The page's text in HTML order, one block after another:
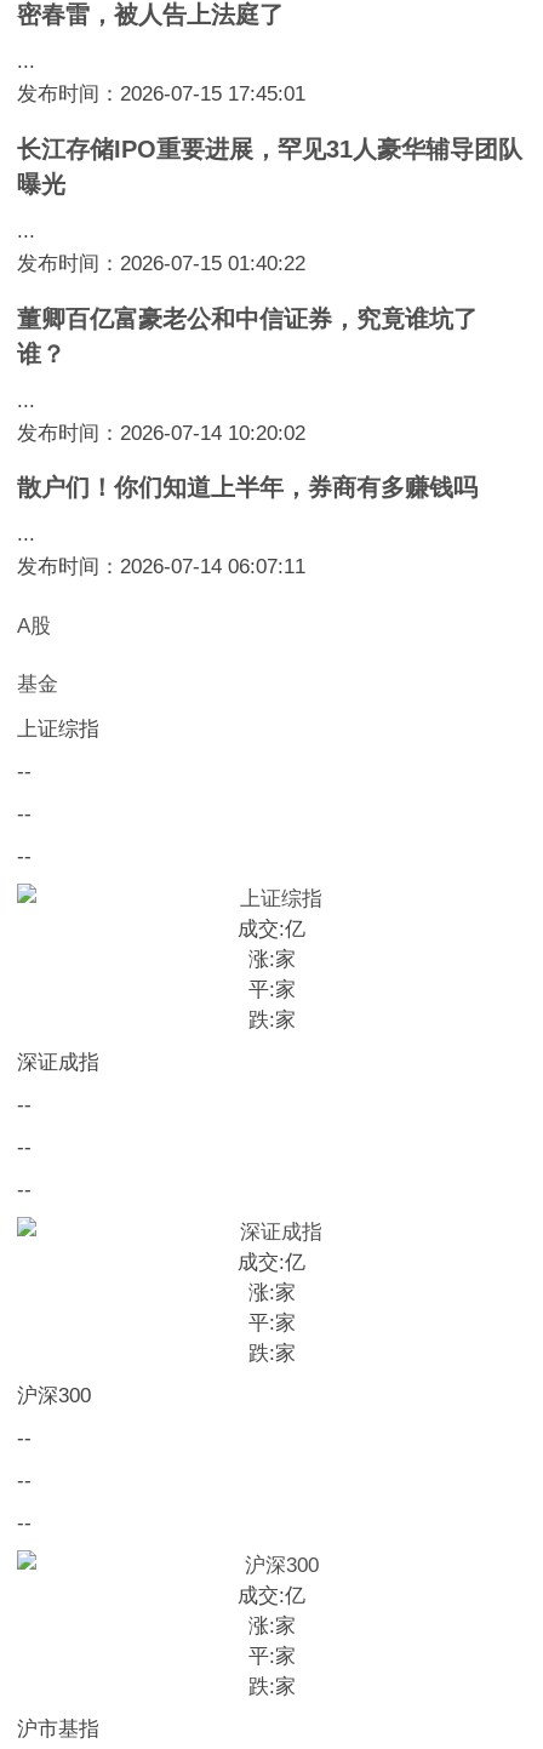
密春雷，被人告上法庭了
...
发布时间：2026-07-15 17:45:01
长江存储IPO重要进展，罕见31人豪华辅导团队
曝光
...
发布时间：2026-07-15 01:40:22
董卿百亿富豪老公和中信证券，究竟谁坑了
谁？
...
发布时间：2026-07-14 10:20:02
散户们！你们知道上半年，券商有多赚钱吗
...
发布时间：2026-07-14 06:07:11
A股
基金
上证综指
--
--
--
成交:亿
涨:家
平:家
跌:家
深证成指
--
--
--
成交:亿
涨:家
平:家
跌:家
沪深300
--
--
--
成交:亿
涨:家
平:家
跌:家
沪市基指